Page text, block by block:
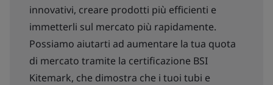
innovativi, creare prodotti più efficienti e
immetterli sul mercato più rapidamente.
Possiamo aiutarti ad aumentare la tua quota
di mercato tramite la certificazione BSI
Kitemark, che dimostra che i tuoi tubi e